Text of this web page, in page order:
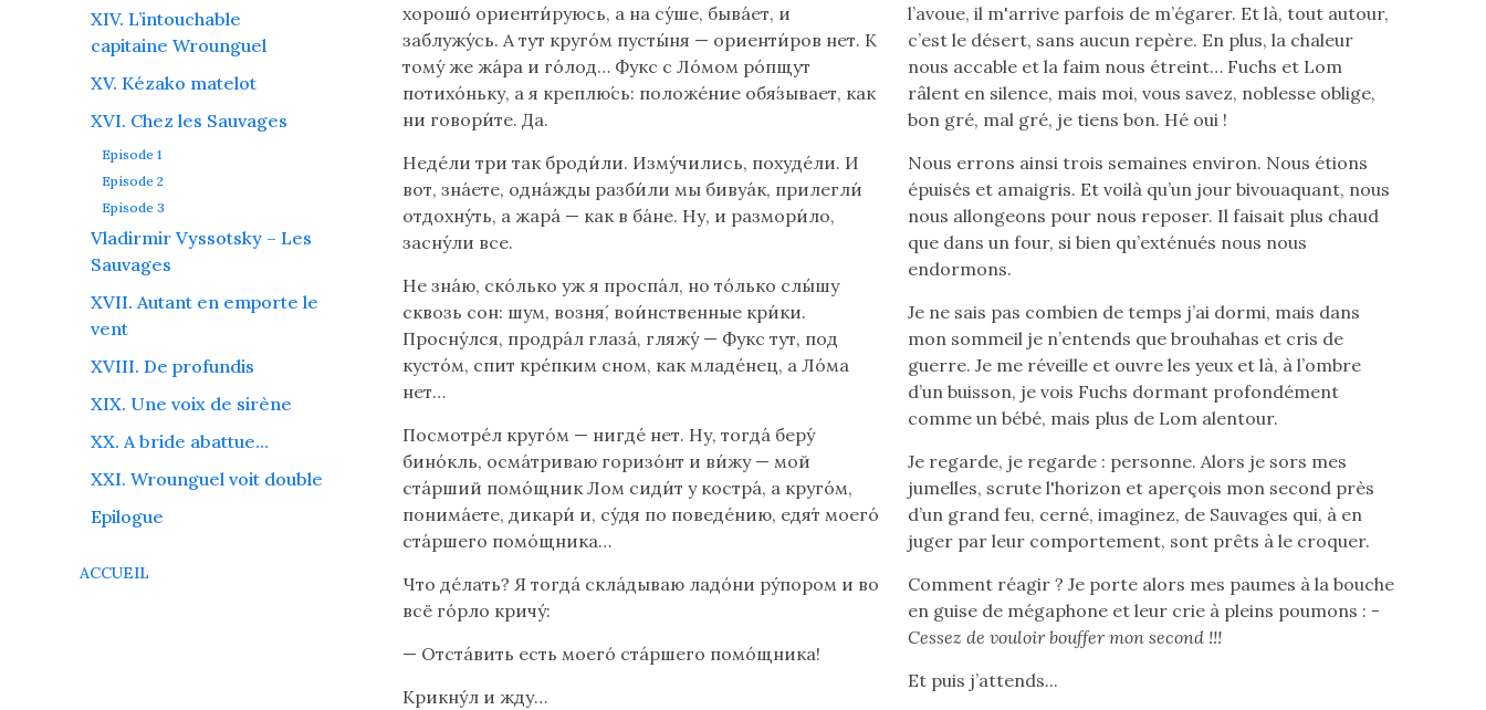
XIV. L’intouchable
capitaine Wrounguel
XV. Kézako matelot
XVI. Chez les Sauvages
Episode 1
Episode 2
Episode 3
Vladirmir Vyssotsky – Les
Sauvages
XVII. Autant en emporte le
vent
XVIII. De profundis
XIX. Une voix de sirène
XX. A bride abattue…
XXI. Wrounguel voit double
Epilogue
ACCUEIL
хорошо́ ориенти́руюсь, а на су́ше, быва́ет, и
заблужу́сь. А тут круго́м пусты́ня — ориенти́ров нет. К
тому́ же жа́ра и го́лод… Фукс с Ло́мом ро́пщут
потихо́ньку, а я креплю́сь: положе́ние обя́зывает, как
ни говори́те. Да.
Неде́ли три так броди́ли. Изму́чились, похуде́ли. И
вот, зна́ете, одна́жды разби́ли мы бивуа́к, прилегли́
отдохну́ть, а жара́ — как в ба́не. Ну, и размори́ло,
засну́ли все.
Не зна́ю, ско́лько уж я проспа́л, но то́лько слы́шу
сквозь сон: шум, возня́, вои́нственные кри́ки.
Просну́лся, продра́л глаза́, гляжу́ — Фукс тут, под
кусто́м, спит кре́пким сном, как младе́нец, а Ло́ма
нет…
Посмотре́л круго́м — нигде́ нет. Ну, тогда́ беру́
бино́кль, осма́триваю горизо́нт и ви́жу — мой
ста́рший помо́щник Лом сиди́т у костра́, а круго́м,
понима́ете, дикари́ и, су́дя по поведе́нию, едя́т моего́
ста́ршего помо́щника…
Что дéлать? Я тогдá склáдываю ладóни рýпором и во
всё гóрло кричý:
— Отстáвить есть моегó стáршего помо́щника!
Крикнýл и жду…
l’avoue, il m'arrive parfois de m’égarer. Et là, tout autour,
c’est le désert, sans aucun repère. En plus, la chaleur
nous accable et la faim nous étreint… Fuchs et Lom
râlent en silence, mais moi, vous savez, noblesse oblige,
bon gré, mal gré, je tiens bon. Hé oui !
Nous errons ainsi trois semaines environ. Nous étions
épuisés et amaigris. Et voilà qu’un jour bivouaquant, nous
nous allongeons pour nous reposer. Il faisait plus chaud
que dans un four, si bien qu’exténués nous nous
endormons.
Je ne sais pas combien de temps j’ai dormi, mais dans
mon sommeil je n’entends que brouhahas et cris de
guerre. Je me réveille et ouvre les yeux et là, à l’ombre
d’un buisson, je vois Fuchs dormant profondément
comme un bébé, mais plus de Lom alentour.
Je regarde, je regarde : personne. Alors je sors mes
jumelles, scrute l'horizon et aperçois mon second près
d’un grand feu, cerné, imaginez, de Sauvages qui, à en
juger par leur comportement, sont prêts à le croquer.
Comment réagir ? Je porte alors mes paumes à la bouche
en guise de mégaphone et leur crie à pleins poumons : -
Cessez de vouloir bouffer mon second !!!
Et puis j’attends...